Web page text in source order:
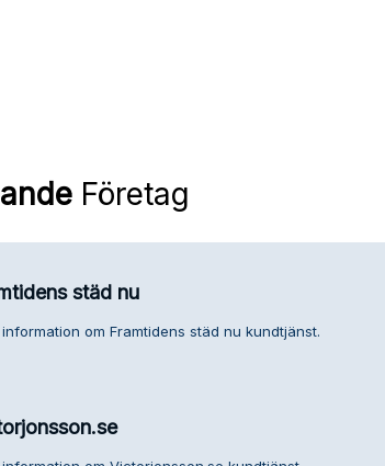
Företag
städ nu
om Framtidens städ nu kundtjänst.